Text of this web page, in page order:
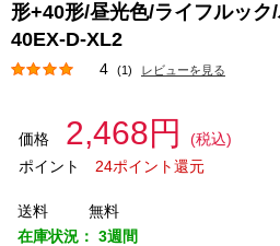
形+40形/昼光色/ライフルッ
40EX-D-XL2
4 (1) レビューを見る
価格 2,468円
(税込)
ポイント
24ポイント還元
送料
無料
在庫状況： 3週間